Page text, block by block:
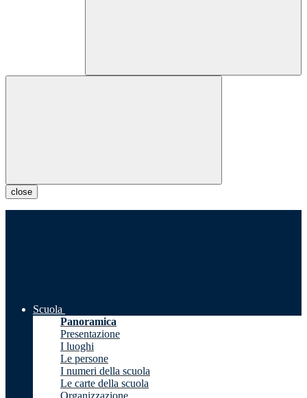
close
Scuola
Panoramica
Presentazione
I luoghi
Le persone
I numeri della scuola
Le carte della scuola